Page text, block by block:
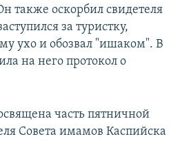
также оскорбил свидетеля
за туристку,
ухо и обозвал "ишаком". В
на него протокол о
часть пятничной
Совета имамов Каспийска